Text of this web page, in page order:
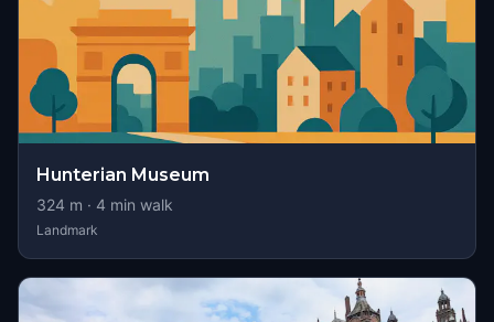
Hunterian Museum
324 m · 4 min walk
Landmark